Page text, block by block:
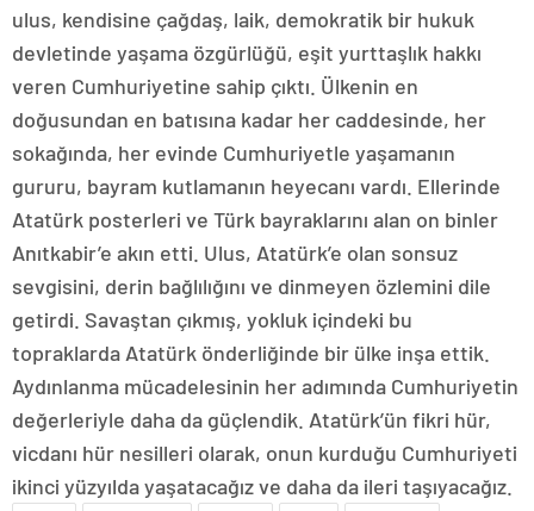
ulus, kendisine çağdaş, laik, demokratik bir hukuk
devletinde yaşama özgürlüğü, eşit yurttaşlık hakkı
veren Cumhuriyetine sahip çıktı. Ülkenin en
doğusundan en batısına kadar her caddesinde, her
sokağında, her evinde Cumhuriyetle yaşamanın
gururu, bayram kutlamanın heyecanı vardı. Ellerinde
Atatürk posterleri ve Türk bayraklarını alan on binler
Anıtkabir’e akın etti. Ulus, Atatürk’e olan sonsuz
sevgisini, derin bağlılığını ve dinmeyen özlemini dile
getirdi. Savaştan çıkmış, yokluk içindeki bu
topraklarda Atatürk önderliğinde bir ülke inşa ettik.
Aydınlanma mücadelesinin her adımında Cumhuriyetin
değerleriyle daha da güçlendik. Atatürk’ün fikri hür,
vicdanı hür nesilleri olarak, onun kurduğu Cumhuriyeti
ikinci yüzyılda yaşatacağız ve daha da ileri taşıyacağız.